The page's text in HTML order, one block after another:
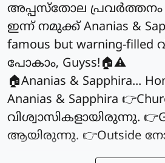
അപ്പസ്തോല പ്രവർത്തനം
ഇന്ന് നമുക്ക് Ananias &
famous but warning-filled
പോകാം, Guyss!🏠⚠️
🏠Ananias & Sapphira...
Ananias & Sapphira
വിശ്വാസികളായിരുന്നു.
ആയിരുന്നു. 👉Outside